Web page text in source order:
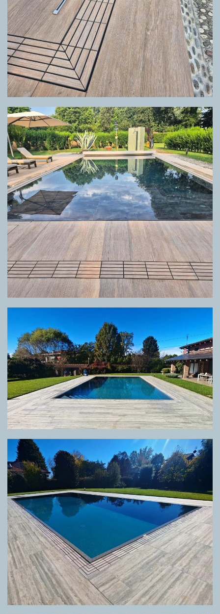
GRIGLIA DIRECTA CUSTOM
GRIGLIA DIRECTA TRAVERTINO GREYVENATO,
PAVIMENTO TRAVERTINOGREY VENATO
GRIGLIA DIRECTA TRAVERTINO GREYVENATO,
PAVIMENTO TRAVERTINO
GREY VENATO